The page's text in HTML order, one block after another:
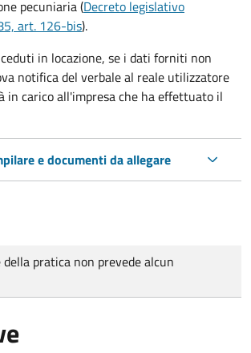
pecuniaria (Decreto legislativo
art. 126-bis).
in locazione, se i dati forniti non
notifica del verbale al reale utilizzatore
in carico all'impresa che ha effettuato il
e documenti da allegare
pratica non prevede alcun